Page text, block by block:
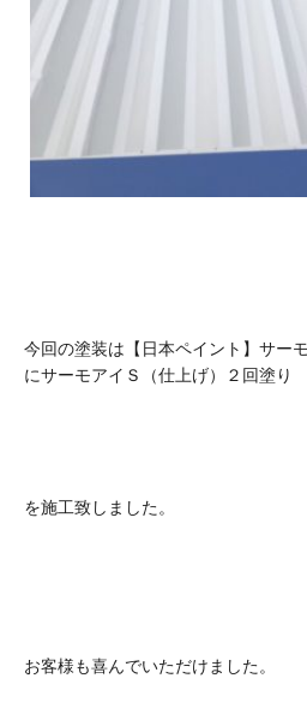
今回の塗装は【日本ペイント】サー
にサーモアイＳ（仕上げ）２回塗り
を施工致しました。
お客様も喜んでいただけました。